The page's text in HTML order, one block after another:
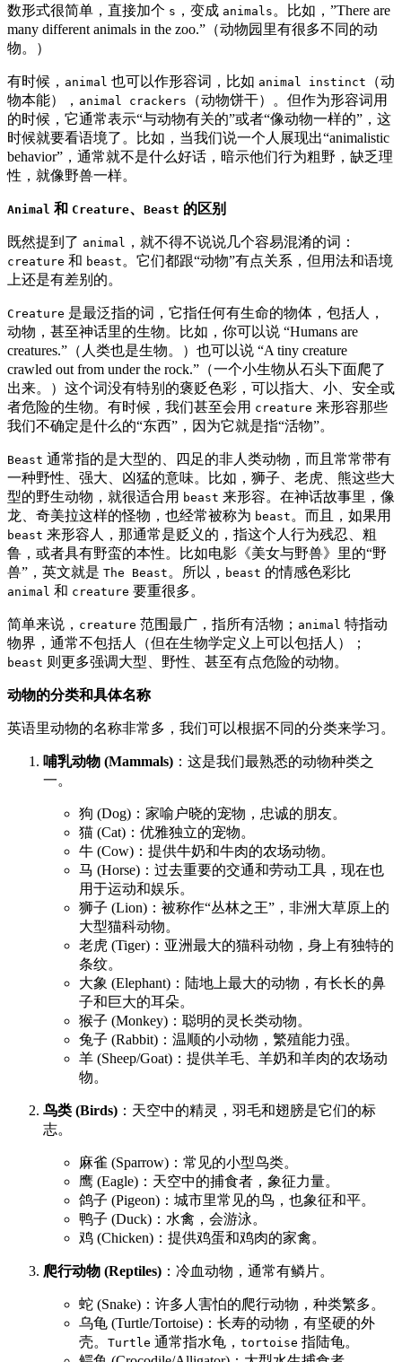
数形式很简单，直接加个 s ，变成 animals 。比如，”There are
many different animals in the zoo.”（动物园里有很多不同的动
物。）
有时候， animal 也可以作形容词，比如 animal instinct
（动
物本能）， animal crackers
（动物饼干）。但作为形容词用
的时候，它通常表示“与动物有关的”或者“像动物一样的”，这
时候就要看语境了。比如，当我们说一个人展现出“animalistic
behavior”，通常就不是什么好话，暗示他们行为粗野，缺乏理
性，就像野兽一样。
Animal 和 Creature、 Beast 的区别
既然提到了 animal ，就不得不说说几个容易混淆的词：
creature 和 beast 。它们都跟“动物”有点关系，但用法和语境
上还是有差别的。
Creature 是最泛指的词，它指任何有生命的物体，包括人，
动物，甚至神话里的生物。比如，你可以说 “Humans are
creatures.”（人类也是生物。）也可以说 “A tiny creature
crawled out from under the rock.”（一个小生物从石头下面爬了
出来。）这个词没有特别的褒贬色彩，可以指大、小、安全或
者危险的生物。有时候，我们甚至会用 creature 来形容那些
我们不确定是什么的“东西”，因为它就是指“活物”。
Beast 通常指的是大型的、四足的非人类动物，而且常常带有
一种野性、强大、凶猛的意味。比如，狮子、老虎、熊这些大
型的野生动物，就很适合用 beast 来形容。在神话故事里，像
龙、奇美拉这样的怪物，也经常被称为 beast 。而且，如果用
beast 来形容人，那通常是贬义的，指这个人行为残忍、粗
鲁，或者具有野蛮的本性。比如电影《美女与野兽》里的“野
兽”，英文就是 The Beast 。所以， beast 的情感色彩比
animal 和 creature 要重很多。
简单来说， creature 范围最广，指所有活物； animal 特指动
物界，通常不包括人（但在生物学定义上可以包括人）；
beast 则更多强调大型、野性、甚至有点危险的动物。
动物的分类和具体名称
英语里动物的名称非常多，我们可以根据不同的分类来学习。
哺乳动物 (Mammals) ：这是我们最熟悉的动物种类之
一。
狗 (Dog)：家喻户晓的宠物，忠诚的朋友。
猫 (Cat)：优雅独立的宠物。
牛 (Cow)：提供牛奶和牛肉的农场动物。
马 (Horse)：过去重要的交通和劳动工具，现在也
用于运动和娱乐。
狮子 (Lion)：被称作“丛林之王”，非洲大草原上的
大型猫科动物。
老虎 (Tiger)：亚洲最大的猫科动物，身上有独特的
条纹。
大象 (Elephant)：陆地上最大的动物，有长长的鼻
子和巨大的耳朵。
猴子 (Monkey)：聪明的灵长类动物。
兔子 (Rabbit)：温顺的小动物，繁殖能力强。
羊 (Sheep/Goat)：提供羊毛、羊奶和羊肉的农场动
物。
鸟类 (Birds) ：天空中的精灵，羽毛和翅膀是它们的标
志。
麻雀 (Sparrow)：常见的小型鸟类。
鹰 (Eagle)：天空中的捕食者，象征力量。
鸽子 (Pigeon)：城市里常见的鸟，也象征和平。
鸭子 (Duck)：水禽，会游泳。
鸡 (Chicken)：提供鸡蛋和鸡肉的家禽。
爬行动物 (Reptiles) ：冷血动物，通常有鳞片。
蛇 (Snake)：许多人害怕的爬行动物，种类繁多。
乌龟 (Turtle/Tortoise)：长寿的动物，有坚硬的外
壳。 Turtle 通常指水龟， tortoise 指陆龟。